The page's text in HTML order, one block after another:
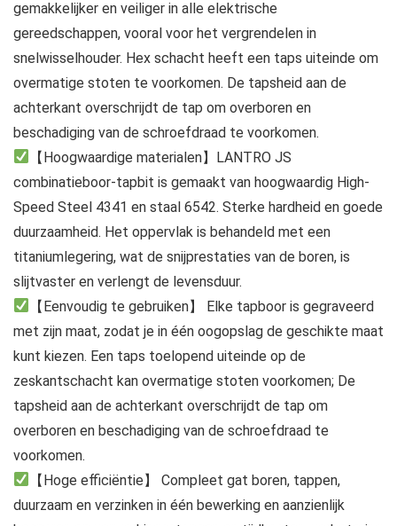
gemakkelijker en veiliger in alle elektrische
gereedschappen, vooral voor het vergrendelen in
snelwisselhouder. Hex schacht heeft een taps uiteinde om
overmatige stoten te voorkomen. De tapsheid aan de
achterkant overschrijdt de tap om overboren en
beschadiging van de schroefdraad te voorkomen.
【Hoogwaardige materialen】LANTRO JS
combinatieboor-tapbit is gemaakt van hoogwaardig High-
Speed ​​Steel 4341 en staal 6542. Sterke hardheid en goede
duurzaamheid. Het oppervlak is behandeld met een
titaniumlegering, wat de snijprestaties van de boren, is
slijtvaster en verlengt de levensduur.
【Eenvoudig te gebruiken】 Elke tapboor is gegraveerd
met zijn maat, zodat je in één oogopslag de geschikte maat
kunt kiezen. Een taps toelopend uiteinde op de
zeskantschacht kan overmatige stoten voorkomen; De
tapsheid aan de achterkant overschrijdt de tap om
overboren en beschadiging van de schroefdraad te
voorkomen.
【Hoge efficiëntie】 Compleet gat boren, tappen,
duurzaam en verzinken in één bewerking en aanzienlijk